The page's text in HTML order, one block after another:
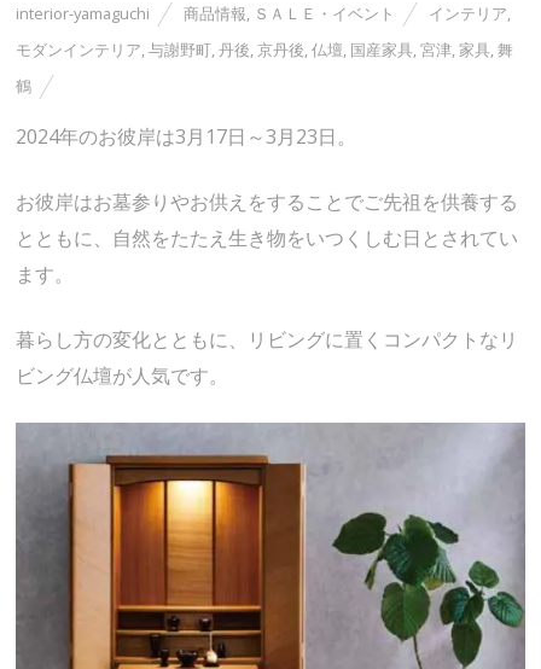
interior-yamaguchi 商品情報, ＳＡＬＥ・イベント インテリア,
モダンインテリア,与謝野町,丹後,京丹後,仏壇, 国産家具,宮津,家具,舞
鶴
2024年のお彼岸は3月17日～3月23日。
お彼岸はお墓参りやお供えをすることでご先祖を供養する
とともに、自然をたたえ生き物をいつくしむ日とされてい
ます。
暮らし方の変化とともに、リビングに置くコンパクトなリ
ビング仏壇が人気です。